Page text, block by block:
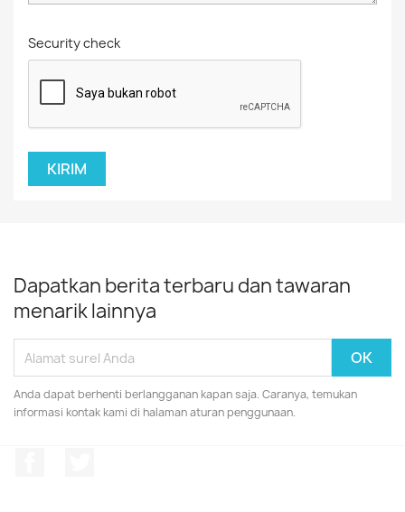
Security check
Dapatkan berita terbaru dan tawaran
menarik lainnya
Anda dapat berhenti berlangganan kapan saja. Caranya, temukan
informasi kontak kami di halaman aturan penggunaan.